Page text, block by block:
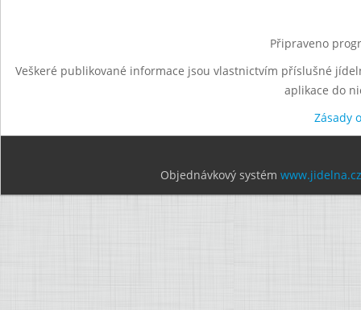
Připraveno
Veškeré publikované informace jsou vlastnictvím příslušné
aplikace do
Zásady
Objednávkový systém www.jidelna.cz